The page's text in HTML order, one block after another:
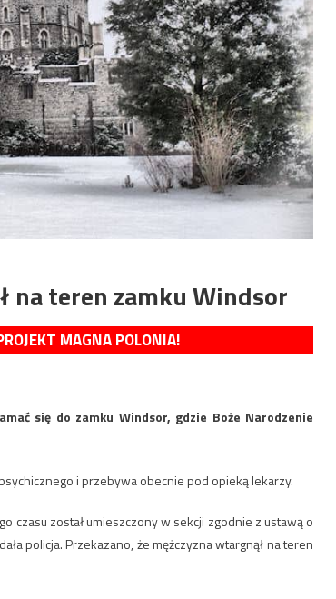
na teren zamku Windsor
MAGNA POLONIA!
się do zamku Windsor, gdzie Boże Narodzenie
i przebywa obecnie pod opieką lekarzy.
czasu został umieszczony w sekcji zgodnie z ustawą o
policja. Przekazano, że mężczyzna wtargnął na teren